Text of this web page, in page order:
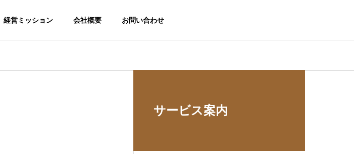
経営ミッション 会社概要 お問い合わせ
サービス案内